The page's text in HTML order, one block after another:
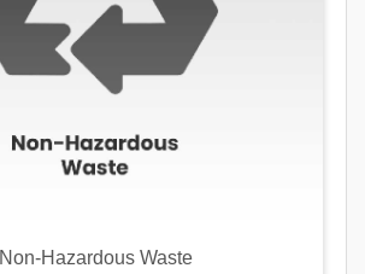
Non-Hazardous Waste